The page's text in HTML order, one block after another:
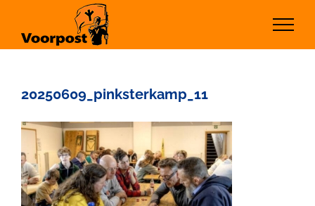
inhoud
20250609_pinksterkamp_11